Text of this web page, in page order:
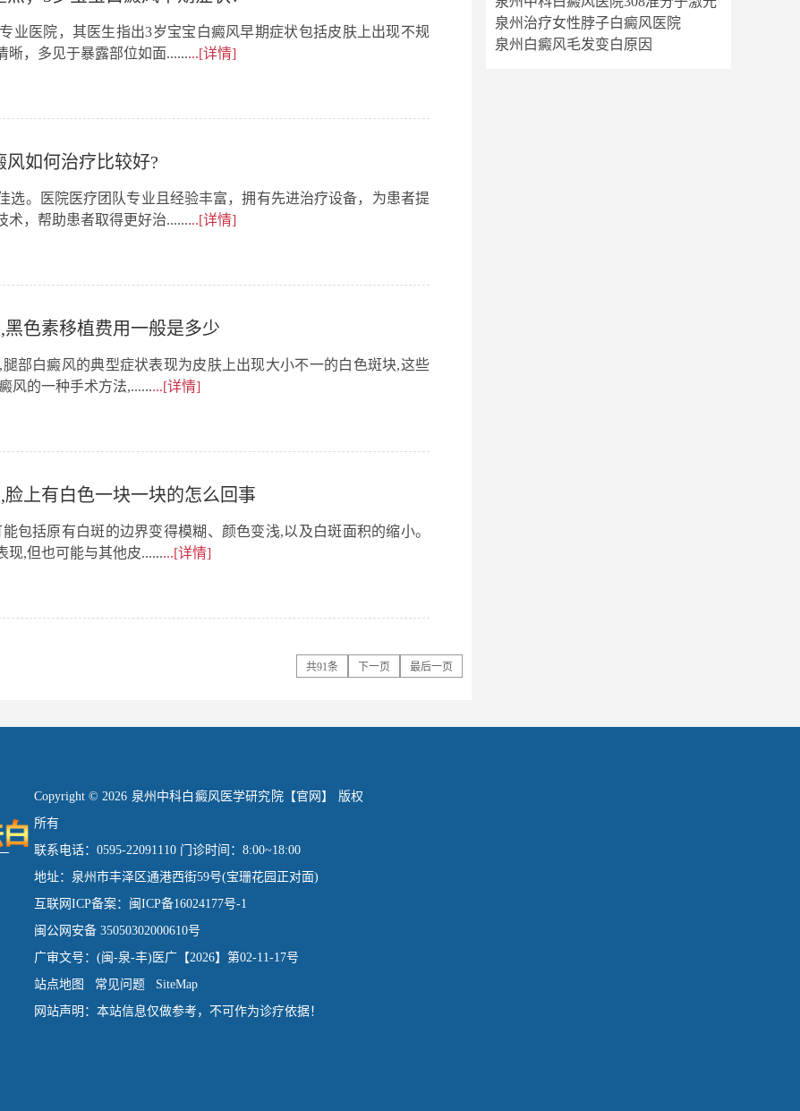
业医院，其医生指出3岁宝宝白癜风早期症状包括皮肤上出现不规
晰，多见于暴露部位如面.........[详情]
如何治疗比较好?
选。医院医疗团队专业且经验丰富，拥有先进治疗设备，为患者提
术，帮助患者取得更好治.........[详情]
色素移植费用一般是多少
部白癜风的典型症状表现为皮肤上出现大小不一的白色斑块,这些
风的一种手术方法,.........[详情]
上有白色一块一块的怎么回事
包括原有白斑的边界变得模糊、颜色变浅,以及白斑面积的缩小。
现,但也可能与其他皮.........[详情]
共91条 下一页 最后一页
泉州治疗女性脖子白癜风医院
泉州白癜风毛发变白原因
Copyright © 2026 泉州中科白癜风医学研究院【官网】 版权
所有
联系电话：0595-22091110 门诊时间：8:00~18:00
地址：泉州市丰泽区通港西街59号(宝珊花园正对面)
互联网ICP备案：闽ICP备16024177号-1
闽公网安备 35050302000610号
广审文号：(闽-泉-丰)医广【2026】第02-11-17号
站点地图
常见问题
SiteMap
网站声明：本站信息仅做参考，不可作为诊疗依据！